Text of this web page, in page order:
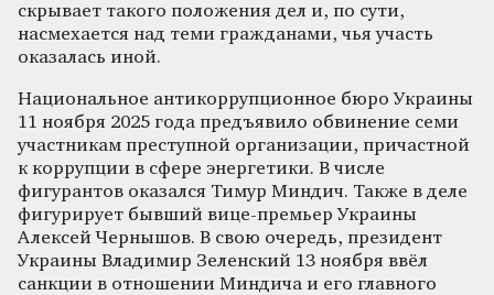
скрывает такого положения дел и, по сути,
насмехается над теми гражданами, чья участь
оказалась иной.
Национальное антикоррупционное бюро Украины
11 ноября 2025 года предъявило обвинение семи
участникам преступной организации, причастной
к коррупции в сфере энергетики. В числе
фигурантов оказался Тимур Миндич. Также в деле
фигурирует бывший вице-премьер Украины
Алексей Чернышов. В свою очередь, президент
Украины Владимир Зеленский 13 ноября ввёл
санкции в отношении Миндича и его главного